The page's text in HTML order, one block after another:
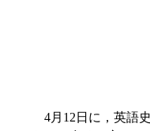
4月12日に，英語